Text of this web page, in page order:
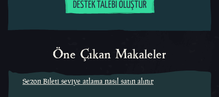
DESTEK TALEBI OLUŞTUR
Öne Çıkan Makaleler
Sezon Bileti seviye atlama nasıl satın alınır